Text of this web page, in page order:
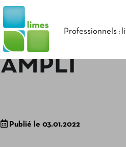
Professionnels :
AMPLI
Publié le 03.01.2022